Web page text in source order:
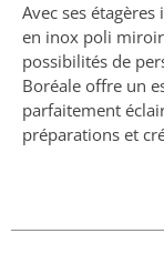
Avec ses
en inox poli miroir
possibilités de
Boréale offre un
parfaitement
préparations et